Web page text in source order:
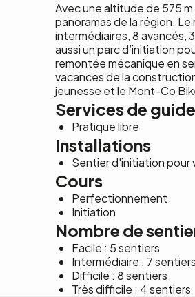
Avec une altitude de 575
panoramas de la région.
intermédiaires, 8 avancés,
aussi un parc d’initiation
remontée mécanique en
vacances de la
jeunesse et le Mont-Co
Services de
Pratique libre
Installations
Sentier d'initiation pour
Cours
Perfectionnement
Initiation
Nombre de
Facile : 5 sentiers
Intermédiaire : 7 sentiers
Difficile : 8 sentiers
Très difficile : 4 sentiers